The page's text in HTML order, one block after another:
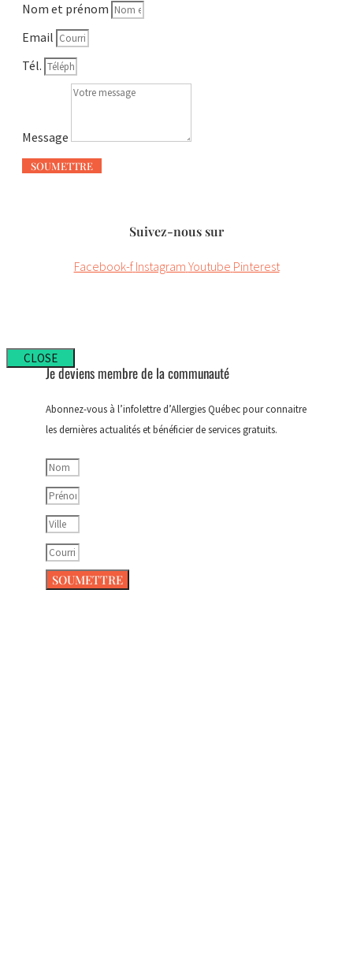
Nom et prénom
Email
Tél.
Message
SOUMETTRE
Suivez-nous sur
Facebook-f Instagram Youtube Pinterest
CLOSE
Je deviens membre de la communauté
Abonnez-vous à l’infolettre d’Allergies Québec pour connaitre
les dernières actualités et bénéficier de services gratuits.
SOUMETTRE